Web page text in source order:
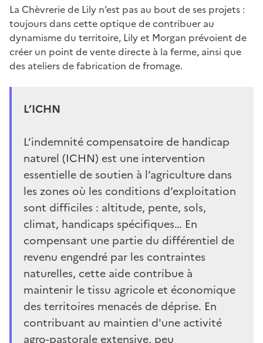
La Chèvrerie de Lily n’est pas au bout de ses projets :
toujours dans cette optique de contribuer au
dynamisme du territoire, Lily et Morgan prévoient de
créer un point de vente directe à la ferme, ainsi que
des ateliers de fabrication de fromage.
L’ICHN
L’indemnité compensatoire de handicap
naturel (ICHN) est une intervention
essentielle de soutien à l’agriculture dans
les zones où les conditions d’exploitation
sont difficiles : altitude, pente, sols,
climat, handicaps spécifiques… En
compensant une partie du différentiel de
revenu engendré par les contraintes
naturelles, cette aide contribue à
maintenir le tissu agricole et économique
des territoires menacés de déprise. En
contribuant au maintien d'une activité
agro-pastorale extensive, peu